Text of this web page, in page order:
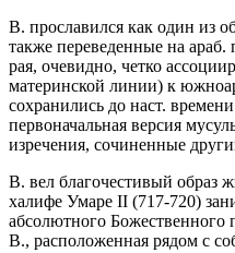
В. прославился как один из
также переведенные на
рая, очевидно, четко
материнской линии) к
сохранились до наст.
первоначальная версия
изречения, сочиненные
В. вел благочестивый образ
халифе Умаре II (717-720)
абсолютного Божественного
В., расположенная рядом с